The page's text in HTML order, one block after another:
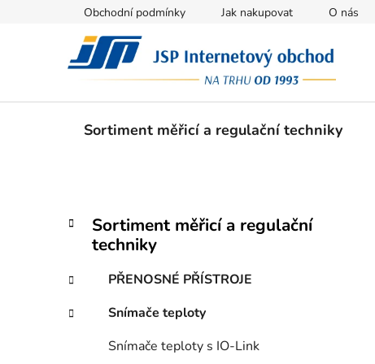
Obchodní podmínky Jak nakupovat O nás
Sortiment měřicí a regulační techniky
P
t
a
Přeskočit
kategorie
K
a
g
r
Sortiment měřicí a regulační
techniky
PŘENOSNÉ PŘÍSTROJE
Snímače teploty
Snímače teploty s IO-Link